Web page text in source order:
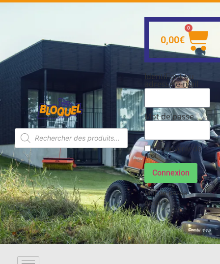
0,00€
0
Identifiant ou
adresse e-mail
Mot de passe
Se souvenir de
moi
Connexion
Mot de passe
perdu ?